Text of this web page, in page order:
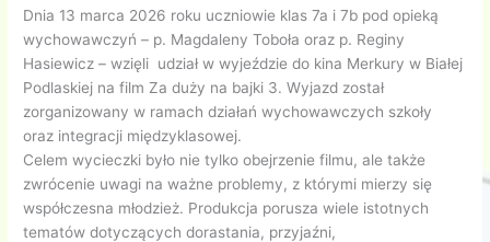
Dnia 13 marca 2026 roku uczniowie klas 7a i 7b pod opieką
wychowawczyń – p. Magdaleny Toboła oraz p. Reginy
Hasiewicz – wzięli udział w wyjeździe do kina Merkury w Białej
Podlaskiej na film Za duży na bajki 3. Wyjazd został
zorganizowany w ramach działań wychowawczych szkoły
oraz integracji międzyklasowej.
Celem wycieczki było nie tylko obejrzenie filmu, ale także
zwrócenie uwagi na ważne problemy, z którymi mierzy się
współczesna młodzież. Produkcja porusza wiele istotnych
tematów dotyczących dorastania, przyjaźni,